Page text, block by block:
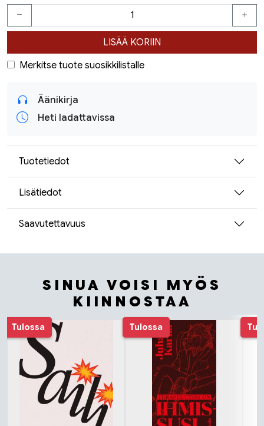
LISÄÄ KORIIN
Merkitse tuote suosikkilistalle
Äänikirja
Heti ladattavissa
Tuotetiedot
Lisätiedot
Saavutettavuus
SINUA VOISI MYÖS
KIINNOSTAA
Tuoteluettelon alku
Tulossa Tulossa